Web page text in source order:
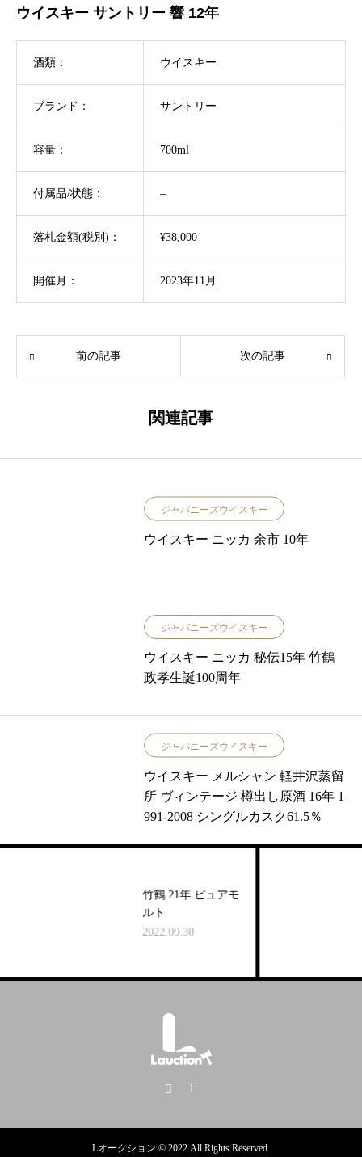
ウイスキー サントリー 響 12年
酒類： ウイスキー
ブランド： サントリー
容量： 700ml
付属品/状態： –
落札金額(税別)： ¥38,000
開催月： 2023年11月
前の記事 次の記事
関連記事
ジャパニーズウイスキー
ウイスキー ニッカ 余市 10年
ジャパニーズウイスキー
ウイスキー ニッカ 秘伝15年 竹鶴
政孝生誕100周年
ジャパニーズウイスキー
ウイスキー メルシャン 軽井沢蒸留
所 ヴィンテージ 樽出し原酒 16年 1
991-2008 シングルカスク61.5％
竹鶴 21年 ピュアモ
ルト
2022.09.30
Lオークション © 2022 All Rights Reserved.